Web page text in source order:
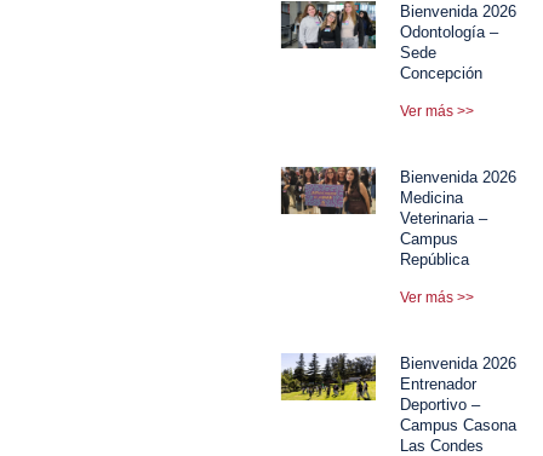
Bienvenida 2026
Odontología –
Sede
Concepción
Ver más >>
Bienvenida 2026
Medicina
Veterinaria –
Campus
República
Ver más >>
Bienvenida 2026
Entrenador
Deportivo –
Campus Casona
Las Condes